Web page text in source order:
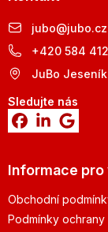
jubo@jubo.cz
+420 584
JuBo
Sledujte nás
Informace pro
Obchodní
Podmínky